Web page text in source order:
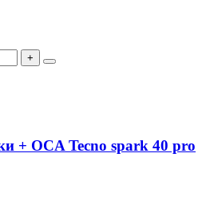
+
+ OCA Tecno spark 40 pro